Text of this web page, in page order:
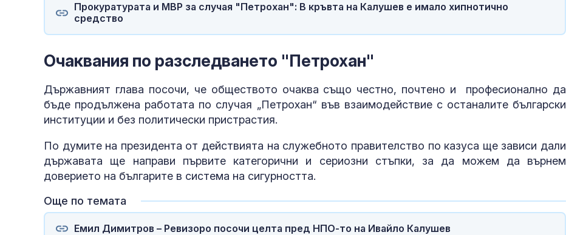
Прокуратурата и МВР за случая "Петрохан": В кръвта на Калушев е имало хипнотично
средство
Очаквания по разследването "Петрохан"
Държавният глава посочи, че обществото очаква също честно, почтено и професионално да
бъде продължена работата по случая „Петрохан“ във взаимодействие с останалите български
институции и без политически пристрастия.
По думите на президента от действията на служебното правителство по казуса ще зависи дали
държавата ще направи първите категорични и сериозни стъпки, за да можем да върнем
доверието на българите в система на сигурността.
Още по темата
Емил Димитров – Ревизоро посочи целта пред НПО-то на Ивайло Калушев